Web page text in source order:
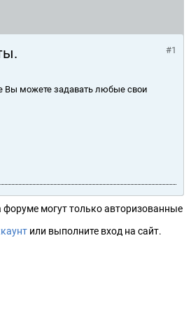
#1
Вы можете задавать любые свои
могут только авторизованные
или выполните вход на сайт.